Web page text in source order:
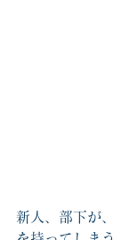
新人、部下が